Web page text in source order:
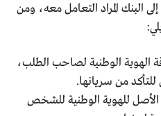
البنك المراد التعامل معه، ومن
الهوية الوطنية لصاحب الطلب،
من سريانها.
للهوية الوطنية للشخص